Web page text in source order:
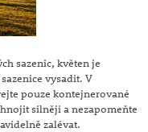
sazenic, květen je
vysadit. V
pouze kontejnerované
silněji a nezapomeňte
zalévat.